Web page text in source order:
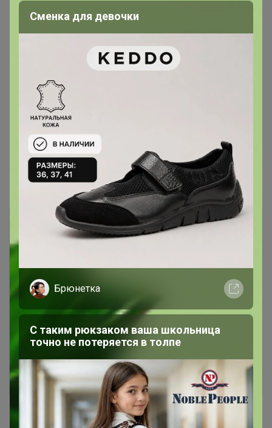
Показаны записи1-7из7.
Чтобы ответить или задать вопрос
необходимо авторизоваться на сайте
Это займет меньше минуты
Зарегистрироваться
Сменка для девочки
Брюнетка
С таким рюкзаком ваша школьница
точно не потеряется в толпе